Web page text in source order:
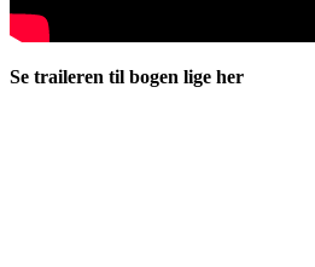
Se traileren til bogen lige her